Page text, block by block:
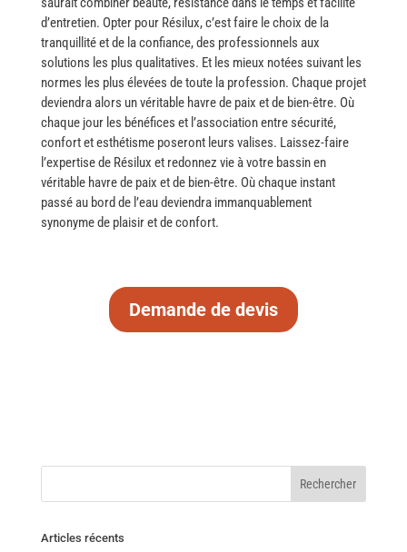
d’entretien. Opter pour Résilux, c’est faire le choix de la
tranquillité et de la confiance, des professionnels aux
solutions les plus qualitatives. Et les mieux notées suivant les
normes les plus élevées de toute la profession. Chaque projet
deviendra alors un véritable havre de paix et de bien-être. Où
chaque jour les bénéfices et l’association entre sécurité,
confort et esthétisme poseront leurs valises. Laissez-faire
l’expertise de Résilux et redonnez vie à votre bassin en
véritable havre de paix et de bien-être. Où chaque instant
passé au bord de l’eau deviendra immanquablement
synonyme de plaisir et de confort. ​‍​‌‍
Demande de devis
Articles récents